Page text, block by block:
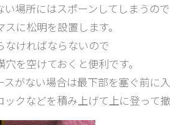
い場所にはスポーンしてしまうので
に松明を設置します。
なければならないので
を空けておくと便利です。
スがない場合は最下部を塞ぐ前に
ックなどを積み上げて上に登って